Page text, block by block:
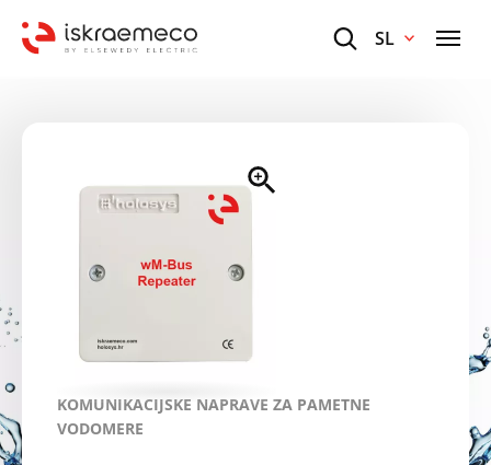
SL
KOMUNIKACIJSKE NAPRAVE ZA PAMETNE
VODOMERE